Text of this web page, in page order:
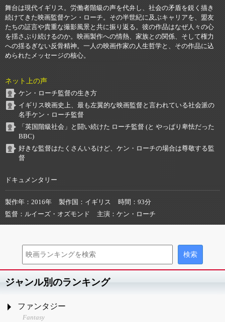
舞台は現代イギリス。労働者階級の声を代弁し、社会の矛盾を鋭く描き
続けてきた映画監督ケン・ローチ。その半世紀に及ぶキャリアを、盟友
たちの証言や貴重な撮影風景と共に振り返る。彼の作品はなぜ人々の心
を揺さぶり続けるのか。映画製作への情熱、家族との関係、そして権力
への揺るぎない反骨精神。一人の映画作家の人生哲学と、その作品に込
められたメッセージの核心。
ネット上の声
ケン・ローチ監督の生き方
イギリス映画史上、最も左翼的な映画監督と言われている社会派の
名手ケン・ローチ監督
「英国階級社会」と闘い続けた ローチ監督 (と やっぱり卑怯だった
BBC)
好きな監督はたくさんいるけど、ケン・ローチの場合は尊敬する監
督
ドキュメンタリー
製作年 2016年 製作国 イギリス 時間
93分
監督
ルイーズ・オズモンド 主演 ケン・ローチ
ジャンル別のランキング
ファンタジー
Fantasy